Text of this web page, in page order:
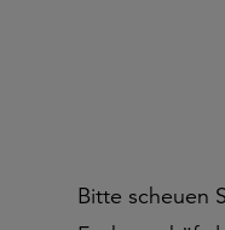
Bitte scheuen